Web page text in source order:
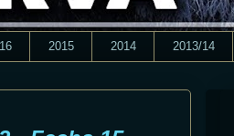
2015 2014 2013/14